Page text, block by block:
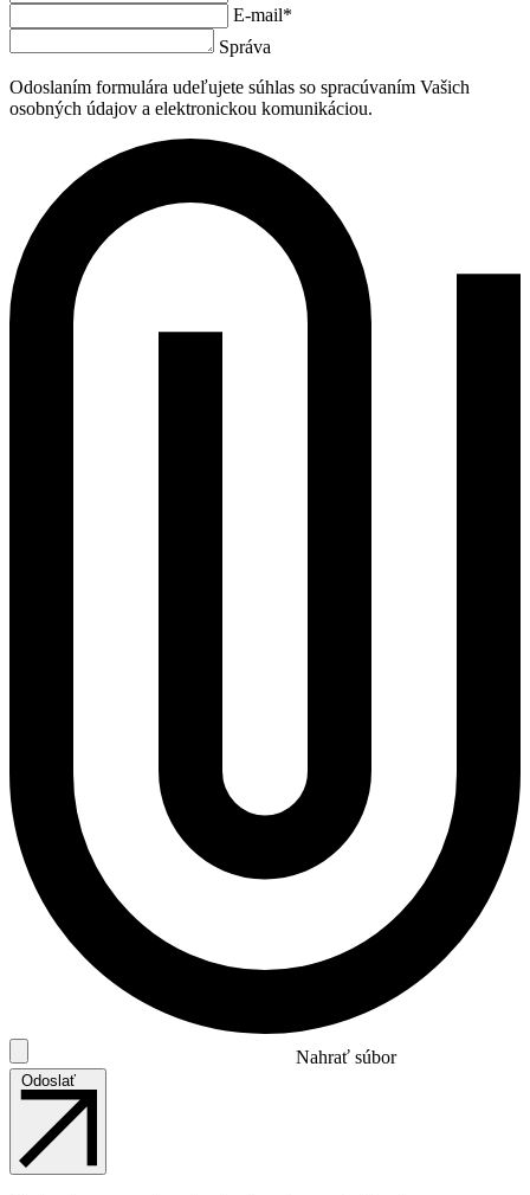
E-mail*
Správa
Odoslaním formulára udeľujete súhlas so spracúvaním Vašich
osobných údajov a elektronickou komunikáciou.
Nahrať súbor
Odoslať